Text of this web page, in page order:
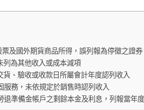
及國外期貨商品所得，誤列報為停徵之證
列為其他收入或成本減項
貨、驗收或收款日所屬會計年度認列收入
服務，未依規定於銷售時認列收入
退準備金帳戶之剩餘本金及利息，列報當年